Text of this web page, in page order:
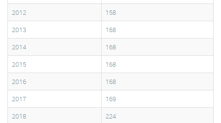
2012
158
2013
168
2014
168
2015
168
2016
168
2017
169
2018
224